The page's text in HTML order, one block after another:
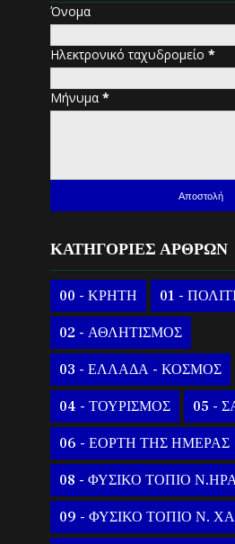
Όνομα
Ηλεκτρονικό ταχυδρομείο*
Μήνυμα*
ΚΑΤΗΓΟΡΙΕΣ ΑΡΘΡΩΝ
00 - ΚΡΗΤΗ 01 -
02 - ΑΘΛΗΤΙΣΜΟΣ
03 - ΕΛΛΑΔΑ - ΚΟΣΜΟΣ
04 - ΤΟΥΡΙΣΜΟΣ 05 -
06 - ΕΟΡΤΗ ΤΗΣ ΗΜΕΡΑΣ
08 - ΦΥΣΙΚΟ ΤΟΠΙΟ
09 - ΦΥΣΙΚΟ ΤΟΠΙΟ Ν.